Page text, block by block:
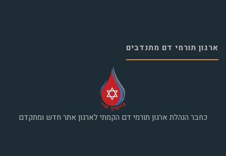
ארגון תורמי דם מתנדבים
כחבר הנהלת ארגון תורמי דם הקמתי לארגון אתר חדש ומתקדם